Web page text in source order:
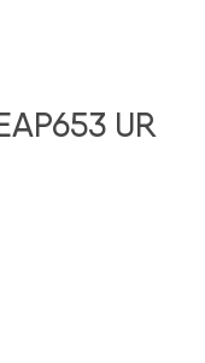
UR